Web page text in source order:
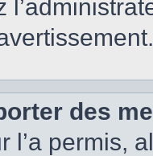
des
l’a permis,